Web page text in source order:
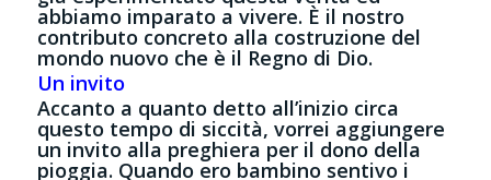
abbiamo imparato a vivere. È il nostro
contributo concreto alla costruzione del
mondo nuovo che è il Regno di Dio.
Un invito
Accanto a quanto detto all’inizio circa
questo tempo di siccità, vorrei aggiungere
un invito alla preghiera per il dono della
pioggia. Quando ero bambino sentivo i